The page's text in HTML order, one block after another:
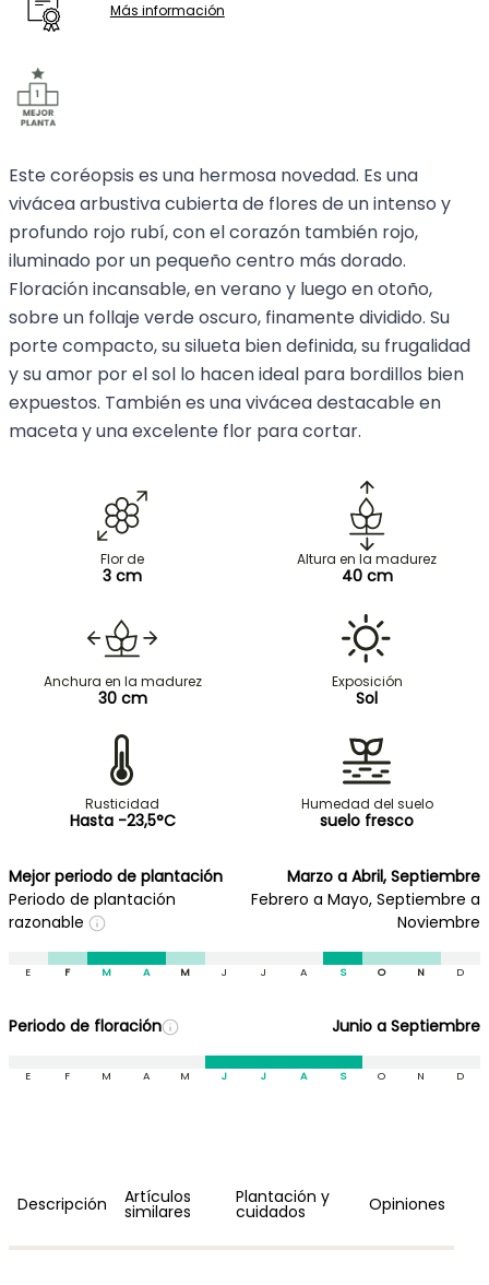
Más información
Este coréopsis es una hermosa novedad. Es una
vivácea arbustiva cubierta de flores de un intenso y
profundo rojo rubí, con el corazón también rojo,
iluminado por un pequeño centro más dorado.
Floración incansable, en verano y luego en otoño,
sobre un follaje verde oscuro, finamente dividido. Su
porte compacto, su silueta bien definida, su frugalidad
y su amor por el sol lo hacen ideal para bordillos bien
expuestos. También es una vivácea destacable en
maceta y una excelente flor para cortar.
Flor de
3 cm
Altura en la madurez
40 cm
Anchura en la madurez
30 cm
Exposición
Sol
Rusticidad
Hasta -23,5°C
Humedad del suelo
suelo fresco
Mejor periodo de plantación
Marzo a Abril, Septiembre
Periodo de plantación
razonable
Febrero a Mayo, Septiembre a
Noviembre
E F M A M J J A S O N D
Periodo de floración Junio a Septiembre
E F M A M J J A S O N D
Descripción Artículos
similares
Plantación y
cuidados Opiniones